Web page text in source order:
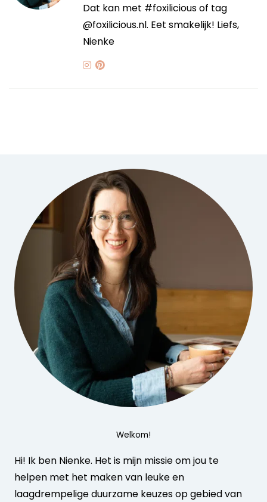
Dat kan met #foxilicious of tag
@foxilicious.nl. Eet smakelijk! Liefs,
Nienke
Welkom!
Hi! Ik ben Nienke. Het is mijn missie om jou te
helpen met het maken van leuke en
laagdrempelige duurzame keuzes op gebied van